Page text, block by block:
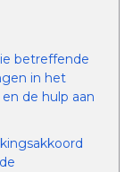
betreffende
in het
de hulp aan